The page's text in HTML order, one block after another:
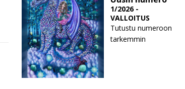
1/2026 -
VALLOITUS
Tutustu numeroon
tarkemmin